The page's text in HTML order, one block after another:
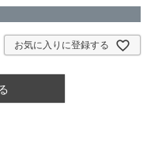
お気に入りに登録する